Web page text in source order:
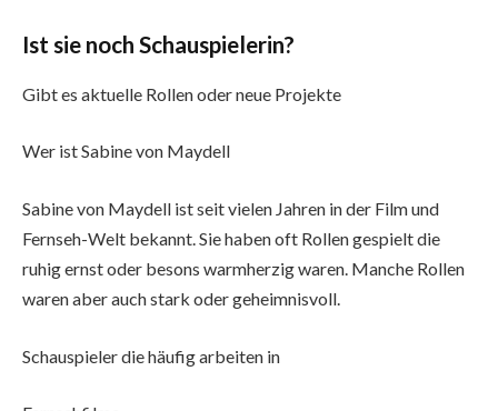
Ist sie noch Schauspielerin?
Gibt es aktuelle Rollen oder neue Projekte
Wer ist Sabine von Maydell
Sabine von Maydell ist seit vielen Jahren in der Film und
Fernseh-Welt bekannt. Sie haben oft Rollen gespielt die
ruhig ernst oder besons warmherzig waren. Manche Rollen
waren aber auch stark oder geheimnisvoll.
Schauspieler die häufig arbeiten in